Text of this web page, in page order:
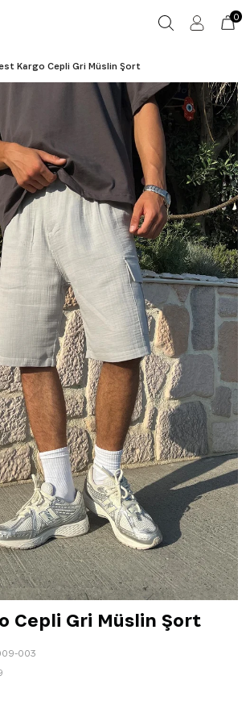
0
Kargo Cepli Gri Müslin Şort
Cepli Gri Müslin Şort
003